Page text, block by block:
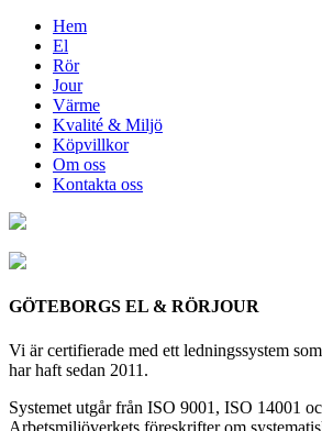
Hem
El
Rör
Jour
Värme
Kvalité & Miljö
Köpvillkor
Om oss
Kontakta oss
GÖTEBORGS EL & RÖRJOUR
Vi är certifierade med ett ledningssystem
har haft sedan 2011.
Systemet utgår från ISO 9001, ISO 14001
Arbetsmiljöverkets föreskrifter om